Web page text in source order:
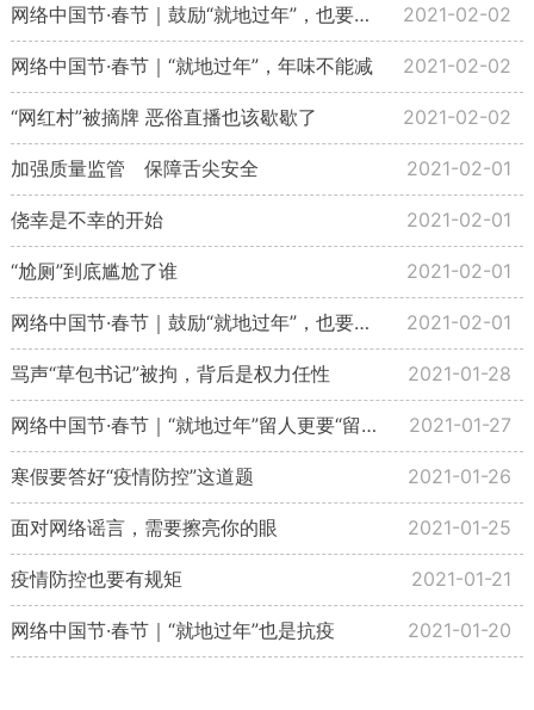
网络中国节·春节｜鼓励“就地过年”，也要善待返乡人 2021-02-02
网络中国节·春节｜“就地过年”，年味不能减 2021-02-02
“网红村”被摘牌 恶俗直播也该歇歇了 2021-02-02
加强质量监管 保障舌尖安全 2021-02-01
侥幸是不幸的开始 2021-02-01
“尬厕”到底尴尬了谁 2021-02-01
网络中国节·春节｜鼓励“就地过年”，也要善待返乡人 2021-02-01
骂声“草包书记”被拘，背后是权力任性 2021-01-28
网络中国节·春节｜“就地过年”留人更要“留心” 2021-01-27
寒假要答好“疫情防控”这道题 2021-01-26
面对网络谣言，需要擦亮你的眼 2021-01-25
疫情防控也要有规矩 2021-01-21
网络中国节·春节｜“就地过年”也是抗疫 2021-01-20